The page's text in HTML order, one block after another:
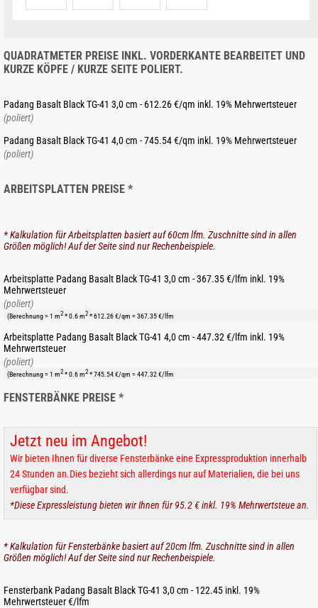
QUADRATMETER PREISE INKL. VORDERKANTE BEARBEITET UND
KURZE KÖPFE / KURZE SEITE POLIERT.
Padang Basalt Black TG-41 3,0 cm - 612.26 €/qm inkl. 19% Mehrwertsteuer
(poliert)
Padang Basalt Black TG-41 4,0 cm - 745.54 €/qm inkl. 19% Mehrwertsteuer
(poliert)
ARBEITSPLATTEN PREISE *
* Kalkulation für Arbeitsplatten basiert auf 60cm lfm. Zuschnitte sind in allen
Größen möglich! Auf der Seite sind nur Rechenbeispiele.
Arbeitsplatte Padang Basalt Black TG-41 3,0 cm - 367.35 €/lfm inkl. 19%
Mehrwertsteuer
(poliert)
(Berechnung = 1 m2 * 0.6 m2 * 612.26 €/qm = 367.35 €/lfm
Arbeitsplatte Padang Basalt Black TG-41 4,0 cm - 447.32 €/lfm inkl. 19%
Mehrwertsteuer
(poliert)
(Berechnung = 1 m2 * 0.6 m2 * 745.54 €/qm = 447.32 €/lfm
FENSTERBÄNKE PREISE *
Jetzt neu im Angebot!
Wir bieten Ihnen für diverse Fensterbänke eine Expressproduktion innerhalb
24 Stunden an.Dies bezieht sich allerdings nur auf Materialien, die bei uns
verfügbar sind.
*Diese Expressleistung bieten wir Ihnen für 95.2 € inkl. 19% Mehrwertsteue an.
* Kalkulation für Fensterbänke basiert auf 20cm lfm. Zuschnitte sind in allen
Größen möglich! Auf der Seite sind nur Rechenbeispiele.
Fensterbank Padang Basalt Black TG-41 3,0 cm - 122.45 inkl. 19%
Mehrwertsteuer €/lfm